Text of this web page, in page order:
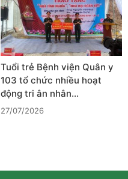
Tuổi trẻ Bệnh viện Quân y
103 tổ chức nhiều hoạt
động tri ân nhân…
27/07/2026